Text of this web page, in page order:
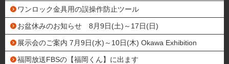
ワンロック金具用の誤操作防止ツール
お盆休みのお知らせ 8月9日(土)～17日(日)
展示会のご案内 7月9日(水)～10日(木) Okawa Exhibition
福岡放送FBSの【福岡くん】に出ます